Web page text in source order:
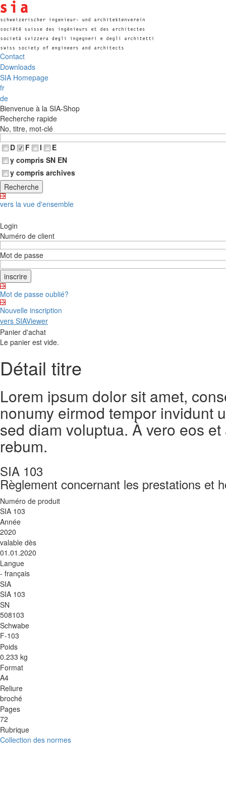
Contact
Downloads
SIA Homepage
fr
de
Bienvenue à la SIA-Shop
Recherche rapide
No, titre, mot-clé
D
F I
E
y compris SN EN
y compris archives
vers la vue d'ensemble
Login
Numéro de client
Mot de passe
Mot de passe oublié?
Nouvelle inscription
vers SIAViewer
Panier d'achat
Le panier est vide.
Détail titre
Lorem ipsum dolor sit amet,
nonumy eirmod tempor invidunt
sed diam voluptua. À vero eos
rebum.
SIA 103
Règlement concernant les prestations et
Numéro de produit
SIA 103
Année
2020
valable dès
01.01.2020
Langue
- français
SIA
SIA 103
SN
508103
Schwabe
F-103
Poids
0.233 kg
Format
A4
Reliure
broché
Pages
72
Rubrique
Collection des normes